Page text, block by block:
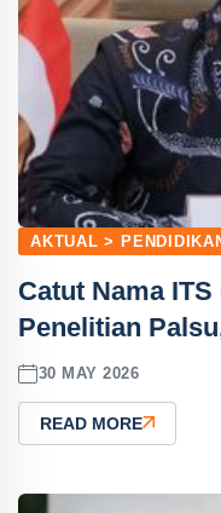
AKTUAL >
Catut Nama
Penelitian
30 MAY 2026
READ MORE